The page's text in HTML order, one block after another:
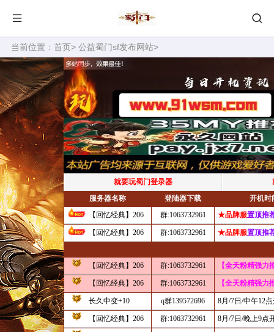
当前位置： 首页> 公益蜀门sf发布网站>